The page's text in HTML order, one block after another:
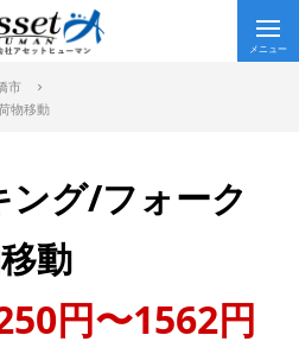
市
物移動
グ/フォーク
動
円〜1562円